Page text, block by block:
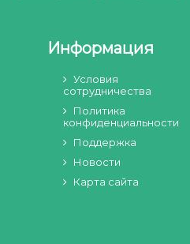
Информация
Условия
сотрудничества
Политика
конфиденциальности
Поддержка
Новости
Карта сайта